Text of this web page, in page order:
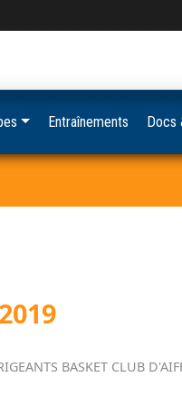
BASKET CLUB
Entraînements Docs